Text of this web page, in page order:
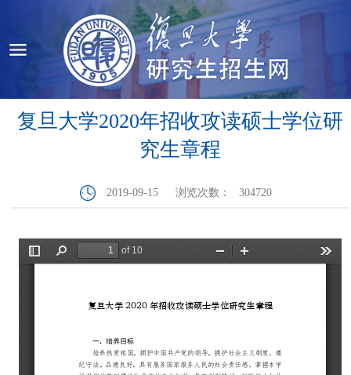
复旦大学2020年招收攻读硕士学位研
究生章程
2019-09-15 浏览次数： 304720